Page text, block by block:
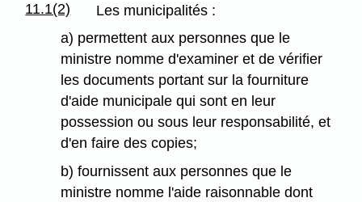
11.1(2)
Les municipalités :
a) permettent aux personnes que le
ministre nomme d'examiner et de vérifier
les documents portant sur la fourniture
d'aide municipale qui sont en leur
possession ou sous leur responsabilité, et
d'en faire des copies;
b) fournissent aux personnes que le
ministre nomme l'aide raisonnable dont